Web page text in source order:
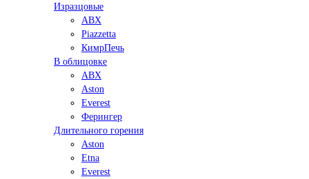
Изразцовые
ABX
Piazzetta
КимрПечь
В облицовке
ABX
Aston
Everest
Ферингер
Длительного горения
Aston
Etna
Everest